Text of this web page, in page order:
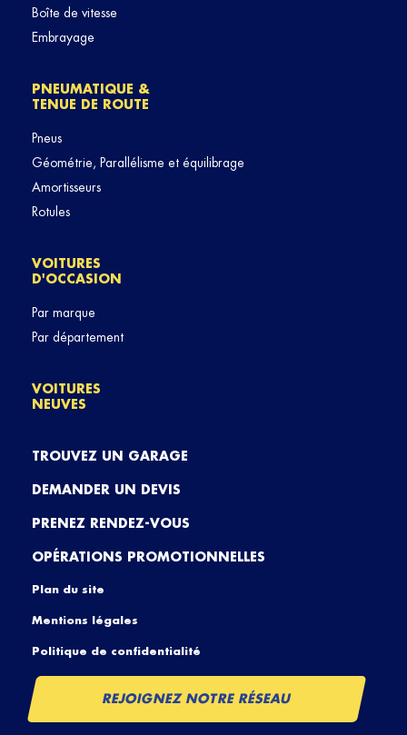
Boîte de vitesse
Embrayage
PNEUMATIQUE &
TENUE DE ROUTE
Pneus
Géométrie, Parallélisme et équilibrage
Amortisseurs
Rotules
VOITURES
D'OCCASION
Par marque
Par département
VOITURES
NEUVES
TROUVEZ UN GARAGE
DEMANDER UN DEVIS
PRENEZ RENDEZ-VOUS
OPÉRATIONS PROMOTIONNELLES
Plan du site
Mentions légales
Politique de confidentialité
REJOIGNEZ NOTRE RÉSEAU